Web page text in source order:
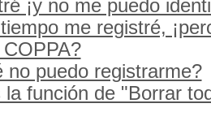
¡y no me puedo
me registré,
no puedo registrarme?
la función de "Borrar